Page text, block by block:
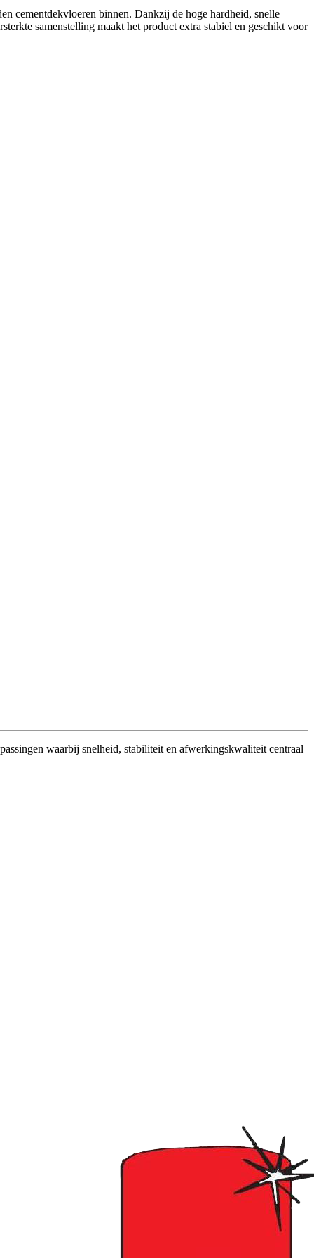
cementdekvloeren binnen. Dankzij de hoge hardheid, snelle
samenstelling maakt het product extra stabiel en geschikt voor
waarbij snelheid, stabiliteit en afwerkingskwaliteit centraal